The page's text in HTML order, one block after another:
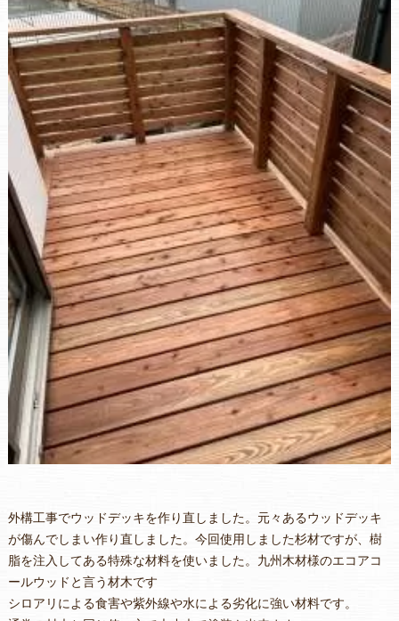
外構工事でウッドデッキを作り直しました。元々あるウッドデッキ
が傷んでしまい作り直しました。今回使用しました杉材ですが、樹
脂を注入してある特殊な材料を使いました。九州木材様のエコアコ
ールウッドと言う材木です
シロアリによる食害や紫外線や水による劣化に強い材料です。